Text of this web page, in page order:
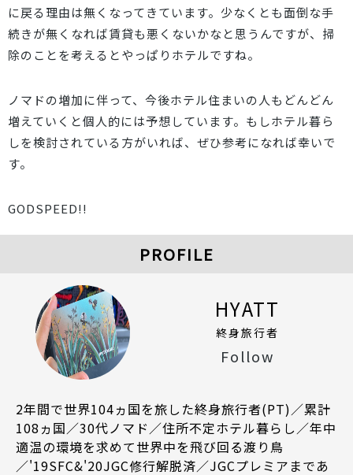
に戻る理由は無くなってきています。少なくとも面倒な手
続きが無くなれば賃貸も悪くないかなと思うんですが、掃
除のことを考えるとやっぱりホテルですね。
ノマドの増加に伴って、今後ホテル住まいの人もどんどん
増えていくと個人的には予想しています。もしホテル暮ら
しを検討されている方がいれば、ぜひ参考になれば幸いで
す。
GODSPEED!!
PROFILE
HYATT
終身旅行者
Follow
2年間で世界104ヵ国を旅した終身旅行者(PT)／累計
108ヵ国／30代ノマド／住所不定ホテル暮らし／年中
適温の環境を求めて世界中を飛び回る渡り鳥
／'19SFC&'20JGC修行解脱済／JGCプレミアまであ